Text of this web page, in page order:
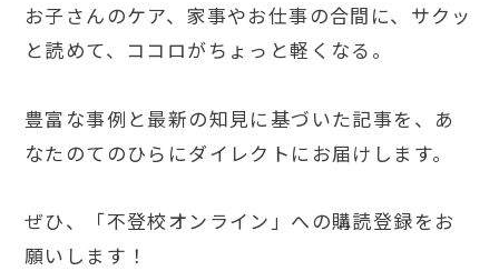
お子さんのケア、家事やお仕事の合間に、サクッ
と読めて、ココロがちょっと軽くなる。
豊富な事例と最新の知見に基づいた記事を、あ
なたのてのひらにダイレクトにお届けします。
ぜひ、「不登校オンライン」への購読登録をお
願いします！